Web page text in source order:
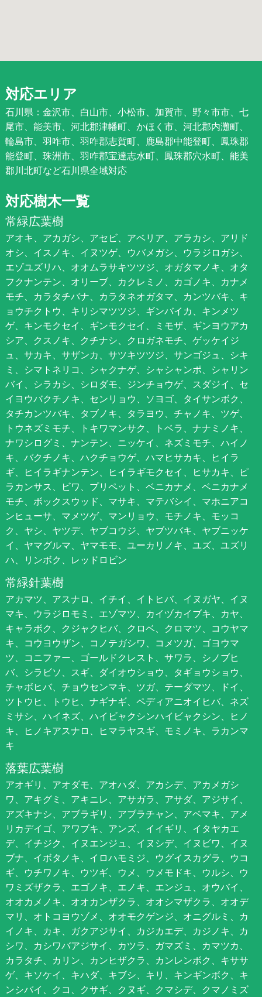
対応エリア
石川県：金沢市、白山市、小松市、加賀市、野々市市、七
尾市、能美市、河北郡津幡町、かほく市、河北郡内灘町、
輪島市、羽咋市、羽咋郡志賀町、鹿島郡中能登町、鳳珠郡
能登町、珠洲市、羽咋郡宝達志水町、鳳珠郡穴水町、能美
郡川北町など石川県全域対応
対応樹木一覧
常緑広葉樹
アオキ、アカガシ、アセビ、アベリア、アラカシ、アリド
オシ、イスノキ、イヌツゲ、ウバメガシ、ウラジロガシ、
エゾユズリハ、オオムラサキツツジ、オガタマノキ、オタ
フクナンテン、オリーブ、カクレミノ、カゴノキ、カナメ
モチ、カラタチバナ、カラタネオガタマ、カンツバキ、キ
ョウチクトウ、キリシマツツジ、ギンバイカ、キンメツ
ゲ、キンモクセイ、ギンモクセイ、ミモザ、ギンヨウアカ
シア、クスノキ、クチナシ、クロガネモチ、ゲッケイジ
ュ、サカキ、サザンカ、サツキツツジ、サンゴジュ、シキ
ミ、シマトネリコ、シャクナゲ、シャシャンポ、シャリン
バイ、シラカシ、シロダモ、ジンチョウゲ、スダジイ、セ
イヨウバクチノキ、センリョウ、ソヨゴ、タイサンボク、
タチカンツバキ、タブノキ、タラヨウ、チャノキ、ツゲ、
トウネズミモチ、トキワマンサク、トベラ、ナナミノキ、
ナワシログミ、ナンテン、ニッケイ、ネズミモチ、ハイノ
キ、バクチノキ、ハクチョウゲ、ハマヒサカキ、ヒイラ
ギ、ヒイラギナンテン、ヒイラギモクセイ、ヒサカキ、ピ
ラカンサス、ビワ、プリペット、ベニカナメ、ベニカナメ
モチ、ボックスウッド、マサキ、マテバシイ、マホニアコ
ンヒューサ、マメツゲ、マンリョウ、モチノキ、モッコ
ク、ヤシ、ヤツデ、ヤブコウジ、ヤブツバキ、ヤブニッケ
イ、ヤマグルマ、ヤマモモ、ユーカリノキ、ユズ、ユズリ
ハ、リンボク、レッドロビン
常緑針葉樹
アカマツ、アスナロ、イチイ、イトヒバ、イヌガヤ、イヌ
マキ、ウラジロモミ、エゾマツ、カイヅカイブキ、カヤ、
キャラボク、クジャクヒバ、クロベ、クロマツ、コウヤマ
キ、コウヨウザン、コノテガシワ、コメツガ、ゴヨウマ
ツ、コニファー、ゴールドクレスト、サワラ、シノブヒ
バ、シラビソ、スギ、ダイオウショウ、タギョウショウ、
チャボヒバ、チョウセンマキ、ツガ、テーダマツ、ドイ、
ツトウヒ、トウヒ、ナギナギ、ペディアニオイヒバ、ネズ
ミサシ、ハイネズ、ハイビャクシンハイビャクシン、ヒノ
キ、ヒノキアスナロ、ヒマラヤスギ、モミノキ、ラカンマ
キ
落葉広葉樹
アオギリ、アオダモ、アオハダ、アカシデ、アカメガシ
ワ、アキグミ、アキニレ、アサガラ、アサダ、アジサイ、
アズキナシ、アブラギリ、アブラチャン、アベマキ、アメ
リカデイゴ、アワブキ、アンズ、イイギリ、イタヤカエ
デ、イチジク、イヌエンジュ、イヌシデ、イヌビワ、イヌ
ブナ、イボタノキ、イロハモミジ、ウグイスカグラ、ウコ
ギ、ウチワノキ、ウツギ、ウメ、ウメモドキ、ウルシ、ウ
ワミズザクラ、エゴノキ、エノキ、エンジュ、オウバイ、
オオカメノキ、オオカンザクラ、オオシマザクラ、オオデ
マリ、オトコヨウゾメ、オオモクゲンジ、オニグルミ、カ
イノキ、カキ、ガクアジサイ、カジカエデ、カジノキ、カ
シワ、カシワバアジサイ、カツラ、ガマズミ、カマツカ、
カラタチ、カリン、カンヒザクラ、カンレンボク、キササ
ゲ、キソケイ、キハダ、キブシ、キリ、キンギンボク、キ
ンシバイ、クコ、クサギ、クヌギ、クマシデ、クマノミズ